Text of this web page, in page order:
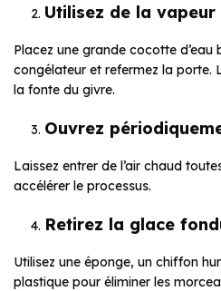
Utilisez de la vapeur
Placez une grande cocotte d’eau
congélateur et refermez la porte.
la fonte du givre.
Ouvrez
Laissez entrer de l’air chaud
accélérer le processus.
Retirez la glace
Utilisez une éponge, un chiffon
plastique pour éliminer les